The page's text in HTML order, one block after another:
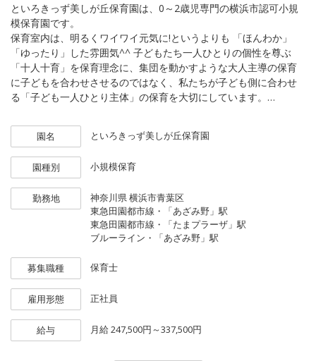
といろきっず美しが丘保育園は、0～2歳児専門の横浜市認可小規
模保育園です。
保育室内は、明るくワイワイ元気に!というよりも 「ほんわか」
「ゆったり」した雰囲気^^ 子どもたち一人ひとりの個性を尊ぶ
「十人十育」を保育理念に、集団を動かすような大人主導の保育
に子どもを合わせさせるのではなく、私たちが子ども側に合わせ
る「子ども一人ひとり主体」の保育を大切にしています。
このたび、アットホームな園の雰囲気の中で子どもたち一人ひと
りの成長に心で寄り添ってくれる正社員保育士さんを、次年度に
向けて新たに募集します。
（2026新卒または中途、未経験可）
✧一人ひとりの園児に寄り添った子ども主体の保育
✧20代〜60代の幅広い年代が活躍中！
✧保育室内も職員間も、「ほんわか」「ゆったり」した雰囲気^^
✧保育園実務が未経験の方も安心して働ける職場です☆
✧国の配置基準＋1〜2名を基本とした余裕をもった体制運営
園名 といろきっず美しが丘保育園
園種別 小規模保育
勤務地 神奈川県横浜市青葉区
東急田園都市線・「あざみ野」駅
東急田園都市線・「たまプラーザ」駅
ブルーライン・「あざみ野」駅
募集職種 保育士
雇用形態 正社員
給与 月給247,500円～337,500円